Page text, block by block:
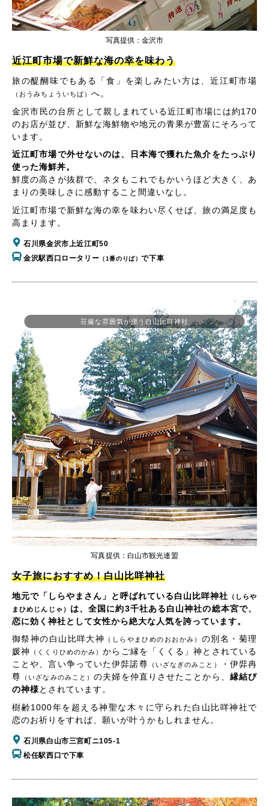
写真提供：金沢市
近江町市場で新鮮な海の幸を味わう
旅の醍醐味でもある「食」を楽しみたい方は、近江町市場
（おうみちょういちば） へ。
金沢市民の台所として親しまれている近江町市場には約170
のお店が並び、新鮮な海鮮物や地元の青果が豊富にそろって
います。
近江町市場で外せないのは、日本海で獲れた魚介をたっぷり
使った海鮮丼。
鮮度の高さが抜群で、ネタもこれでもかいうほど大きく、あ
まりの美味しさに感動すること間違いなし。
近江町市場で新鮮な海の幸を味わい尽くせば、旅の満足度も
高まります。
石川県金沢市上近江町50
金沢駅西口ロータリー （1番のりば）で下車
女子旅におすすめ！白山比咩神社
地元で「しらやまさん」と呼ばれている白山比咩神社 （しらや
まひめじんじゃ） は、全国に約3千社ある白山神社の総本宮で、
恋に効く神社として女性から絶大な人気を誇っています。
御祭神の白山比咩大神
（しらやまひめのおおかみ） の別名・菊理
媛神
（くくりひめのかみ）からご縁を「くくる」神とされている
ことや、言い争っていた伊弉諾尊 （いざなぎのみこと）
・伊弉冉
尊 （いざなみのみこと）の夫婦を仲直りさせたことから、 縁結び
の神様とされています。
樹齢1000年を超える神聖な木々に守られた白山比咩神社で
恋のお祈りをすれば、願いが叶うかもしれません。
石川県白山市三宮町ニ105-1
松任駅西口で下車
荘厳な雰囲気が漂う白山比咩神社
写真提供：白山市観光連盟